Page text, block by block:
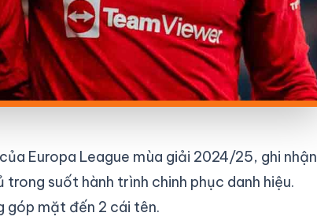
Europa League mùa giải 2024/25, ghi nhận
suốt hành trình chinh phục danh hiệu.
góp mặt đến 2 cái tên.